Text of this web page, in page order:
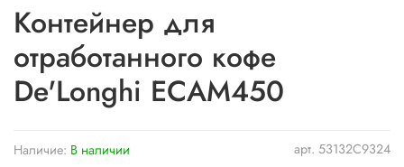
арт. 53132C9324
Наличие: В наличии
Контейнер для
отработанного кофе
De'Longhi ECAM450